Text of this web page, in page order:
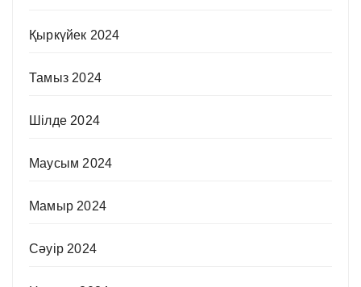
Қыркүйек 2024
Тамыз 2024
Шілде 2024
Маусым 2024
Мамыр 2024
Сәуір 2024